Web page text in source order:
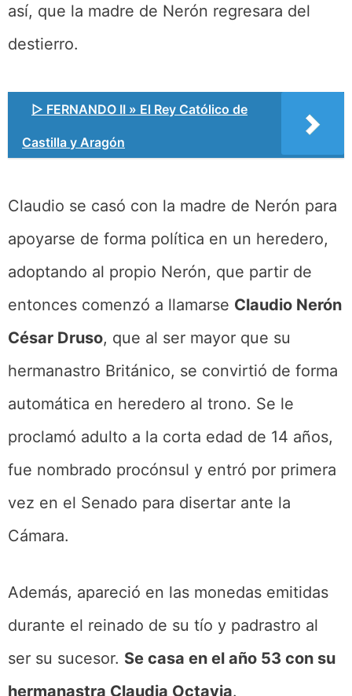
así, que la madre de Nerón regresara del
destierro.
▷ FERNANDO II » El Rey Católico de
Castilla y Aragón
Claudio se casó con la madre de Nerón para
apoyarse de forma política en un heredero,
adoptando al propio Nerón, que partir de
entonces comenzó a llamarse Claudio Nerón
César Druso, que al ser mayor que su
hermanastro Británico, se convirtió de forma
automática en heredero al trono. Se le
proclamó adulto a la corta edad de 14 años,
fue nombrado procónsul y entró por primera
vez en el Senado para disertar ante la
Cámara.
Además, apareció en las monedas emitidas
durante el reinado de su tío y padrastro al
ser su sucesor. Se casa en el año 53 con su
hermanastra Claudia Octavia.